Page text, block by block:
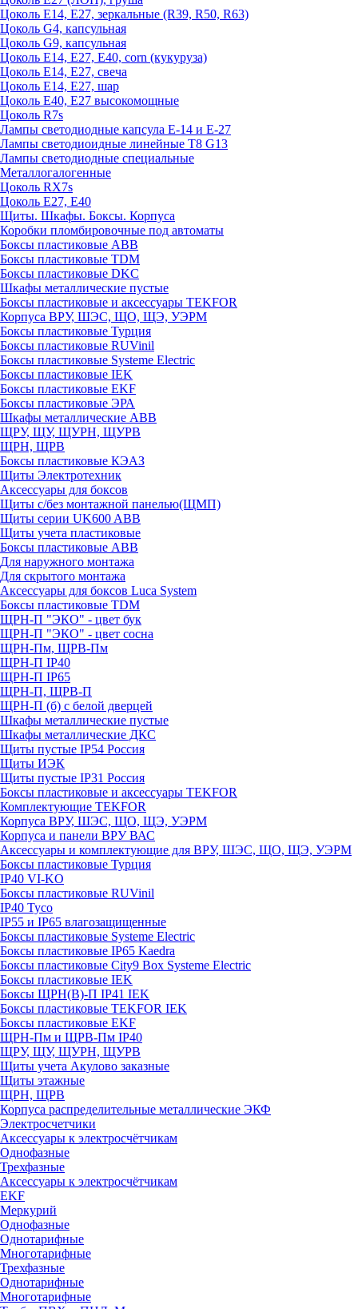
Цоколь Е14, Е27, зеркальные (R39, R50, R63)
Цоколь G4, капсульная
Цоколь G9, капсульная
Цоколь Е14, Е27, Е40, corn (кукуруза)
Цоколь Е14, Е27, свеча
Цоколь Е14, Е27, шар
Цоколь Е40, Е27 высокомощные
Цоколь R7s
Лампы светодиодные капсула Е-14 и Е-27
Лампы светодиоидные линейные T8 G13
Лампы светодиодные специальные
Металлогалогенные
Цоколь RX7s
Цоколь Е27, E40
Щиты. Шкафы. Боксы. Корпуса
Коробки пломбировочные под автоматы
Боксы пластиковые ABB
Боксы пластиковые TDM
Боксы пластиковые DKC
Шкафы металлические пустые
Боксы пластиковые и аксессуары TEKFOR
Корпуса ВРУ, ШЭС, ЩО, ЩЭ, УЭРМ
Боксы пластиковые Турция
Боксы пластиковые RUVinil
Боксы пластиковые Systeme Electric
Боксы пластиковые IEK
Боксы пластиковые EKF
Боксы пластиковые ЭРА
Шкафы металлические ABB
ЩРУ, ЩУ, ЩУРН, ЩУРВ
ЩРН, ЩРВ
Боксы пластиковые КЭАЗ
Щиты Электротехник
Аксессуары для боксов
Щиты с/без монтажной панелью(ЩМП)
Щиты серии UK600 ABB
Щиты учета пластиковые
Боксы пластиковые ABB
Для наружного монтажа
Для скрытого монтажа
Аксессуары для боксов Luca System
Боксы пластиковые TDM
ЩРН-П "ЭКО" - цвет бук
ЩРН-П "ЭКО" - цвет сосна
ЩРН-Пм, ЩРВ-Пм
ЩРН-П IP40
ЩРН-П IP65
ЩРН-П, ЩРВ-П
ЩРН-П (б) с белой дверцей
Шкафы металлические пустые
Шкафы металлические ДКС
Щиты пустые IP54 Россия
Щиты ИЭК
Щиты пустые IP31 Россия
Боксы пластиковые и аксессуары TEKFOR
Комплектующие TEKFOR
Корпуса ВРУ, ШЭС, ЩО, ЩЭ, УЭРМ
Корпуса и панели ВРУ ВАС
Аксессуары и комплектующие для ВРУ, ШЭС, ЩО, ЩЭ, УЭРМ
Боксы пластиковые Турция
IP40 VI-KO
Боксы пластиковые RUVinil
IP40 Тусо
IP55 и IP65 влагозащищенные
Боксы пластиковые Systeme Electric
Боксы пластиковые IP65 Kaedra
Боксы пластиковые City9 Box Systeme Electric
Боксы пластиковые IEK
Боксы ЩРН(В)-П IP41 IEK
Боксы пластиковые TEKFOR IEK
Боксы пластиковые EKF
ЩРН-Пм и ЩРВ-Пм IP40
ЩРУ, ЩУ, ЩУРН, ЩУРВ
Щиты учета Акулово заказные
Щиты этажные
ЩРН, ЩРВ
Корпуса распределительные металлические ЭКФ
Электросчетчики
Аксессуары к электросчётчикам
Однофазные
Трехфазные
Аксессуары к электросчётчикам
EKF
Меркурий
Однофазные
Однотарифные
Многотарифные
Трехфазные
Однотарифные
Многотарифные